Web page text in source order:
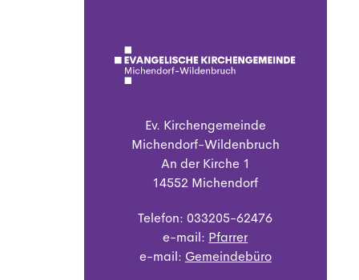
Ev. Kirchengemeinde
Michendorf-Wildenbruch
An der Kirche 1
14552 Michendorf
Telefon: 033205-62476
e-mail: Pfarrer
e-mail: Gemeindebüro